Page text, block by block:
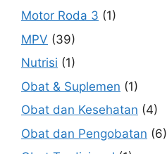
Motor Roda 3 (1)
MPV (39)
Nutrisi (1)
Obat & Suplemen (1)
Obat dan Kesehatan (4)
Obat dan Pengobatan (6)